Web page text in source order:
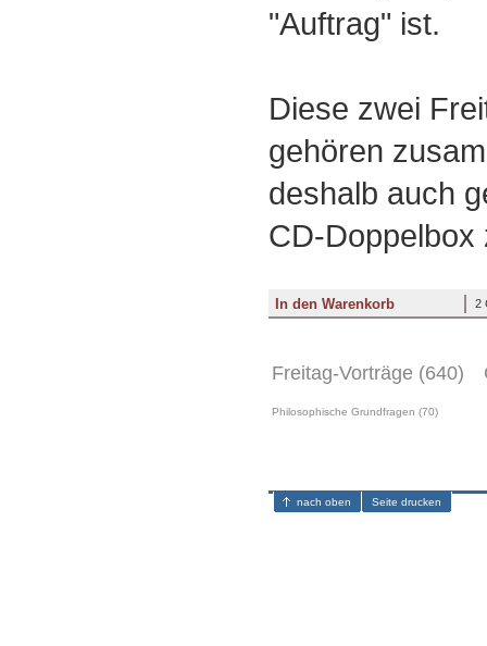
"Auftrag" ist.
Diese zwei
gehören
deshalb auch
CD-Doppelbox
2
Freitag-Vorträge (640)
Philosophische Grundfragen (70)
nach oben Seite drucken